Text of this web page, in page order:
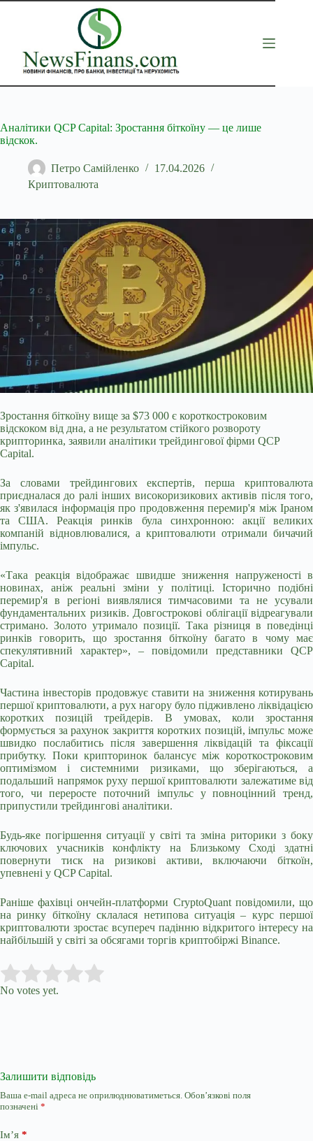
Перейти
Аналітики QCP Capital: Зростання біткоїну — це лише
відскок.
Петро Самійленко
17.04.2026
Криптовалюта
Зростання біткоїну вище за $73 000 є короткостроковим
відскоком від дна, а не результатом стійкого розвороту
крипторинка, заявили аналітики трейдингової фірми QCP
Capital.
За словами трейдингових експертів, перша криптовалюта
приєдналася до ралі інших високоризикових активів після того,
як з'явилася інформація про продовження перемир'я між Іраном
та США. Реакція ринків була синхронною: акції великих
компаній відновлювалися, а криптовалюти отримали бичачий
імпульс.
«Така реакція відображає швидше зниження напруженості в
новинах, аніж реальні зміни у політиці. Історично подібні
перемир'я в регіоні виявлялися тимчасовими та не усували
фундаментальних ризиків. Довгострокові облігації відреагували
стримано. Золото утримало позиції. Така різниця в поведінці
ринків говорить, що зростання біткоїну багато в чому має
спекулятивний характер», – повідомили представники QCP
Capital.
Частина інвесторів продовжує ставити на зниження котирувань
першої криптовалюти, а рух нагору було підживлено ліквідацією
коротких позицій трейдерів. В умовах, коли зростання
формується за рахунок закриття коротких позицій, імпульс може
швидко послабитись після завершення ліквідацій та фіксації
прибутку. Поки крипторинок балансує між короткостроковим
оптимізмом і системними ризиками, що зберігаються, а
подальший напрямок руху першої криптовалюти залежатиме від
того, чи переросте поточний імпульс у повноцінний тренд,
припустили трейдингові аналітики.
Будь-яке погіршення ситуації у світі та зміна риторики з боку
ключових учасників конфлікту на Близькому Сході здатні
повернути тиск на ризикові активи, включаючи біткоїн,
упевнені у QCP Capital.
Раніше фахівці ончейн-платформи CryptoQuant повідомили, що
на ринку біткоїну склалася нетипова ситуація – курс першої
криптовалюти зростає всупереч падінню відкритого інтересу на
найбільшій у світі за обсягами торгів криптобіржі Binance.
Rate this item:
No votes yet.
Залишити відповідь
Ваша e-mail адреса не оприлюднюватиметься. Обов’язкові поля
позначені *
Ім’я *